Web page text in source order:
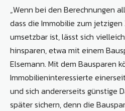
„Wenn bei den Berechnungen
dass die Immobilie zum
umsetzbar ist, lässt sich
hinsparen, etwa mit einem
Elsemann. Mit dem Bausparen
Immobilieninteressierte
und sich andererseits günstige
später sichern, denn die